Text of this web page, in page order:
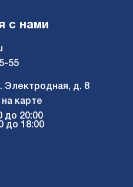
с нами
55
Электродная, д. 8
карте
до 20:00
до 18:00